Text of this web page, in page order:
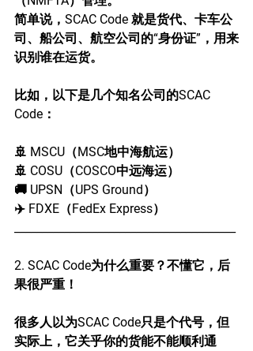
简单说，SCAC Code 就是货代、卡车公
司、船公司、航空公司的“身份证”，用来
识别谁在运货。
比如，以下是几个知名公司的SCAC
Code：
🚢 MSCU（MSC地中海航运）
🚢 COSU（COSCO中远海运）
🚚 UPSN（UPS Ground）
✈️ FDXE（FedEx Express）
2. SCAC Code为什么重要？不懂它，后
果很严重！
很多人以为SCAC Code只是个代号，但
实际上，它关乎你的货能不能顺利通